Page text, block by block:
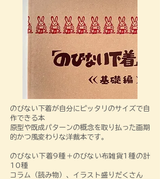
のびない下着が自分にピッタリのサイズで自
作できる本
​原型や既成パターンの概念を取り払った画期
的かつ風変わりな洋裁本です。​
のびない下着9種＋のびない布雑貨1種の計
10種
コラム（読み物）、イラスト盛りだくさん